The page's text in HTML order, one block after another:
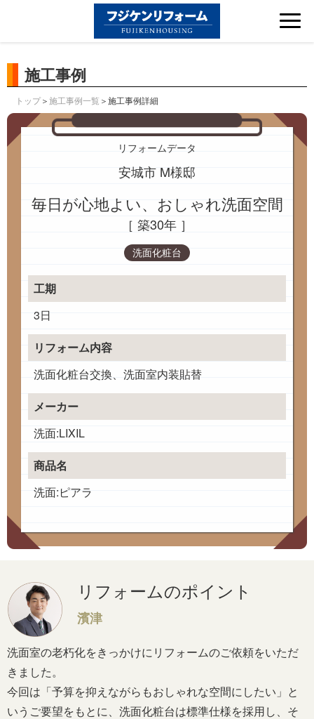
施工事例
トップ ＞ 施工事例一覧 ＞施工事例詳細
リフォームデータ
安城市 M様邸
毎日が心地よい、おしゃれ洗面空間
［ 築30年 ］
洗面化粧台
工期
3日
リフォーム内容
洗面化粧台交換、洗面室内装貼替
メーカー
洗面:LIXIL
商品名
洗面:ピアラ
リフォームのポイント
濱津
洗面室の老朽化をきっかけにリフォームのご依頼をいただ
きました。
今回は「予算を抑えながらもおしゃれな空間にしたい」と
いうご要望をもとに、洗面化粧台は標準仕様を採用し、そ